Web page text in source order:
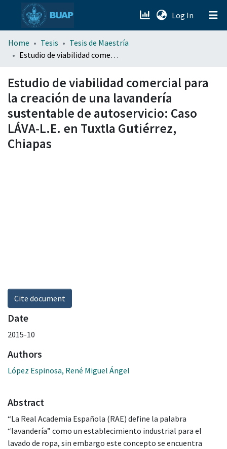
Log In (current)
menu.section.about_menu
Home Tesis
Tesis de Maestría
Estudio de viabilidad comercial para la creación de una lavandería sustentable de autoservicio: Caso LÁVA-L.E. en Tuxtla Gutiérrez, Chiapas
Estudio de viabilidad comercial para
la creación de una lavandería
sustentable de autoservicio: Caso
LÁVA-L.E. en Tuxtla Gutiérrez,
Chiapas
Cite document
Date
2015-10
Authors
López Espinosa, René Miguel Ángel
Abstract
“La Real Academia Española (RAE) define la palabra
“lavandería” como un establecimiento industrial para el
lavado de ropa, sin embargo este concepto se encuentra